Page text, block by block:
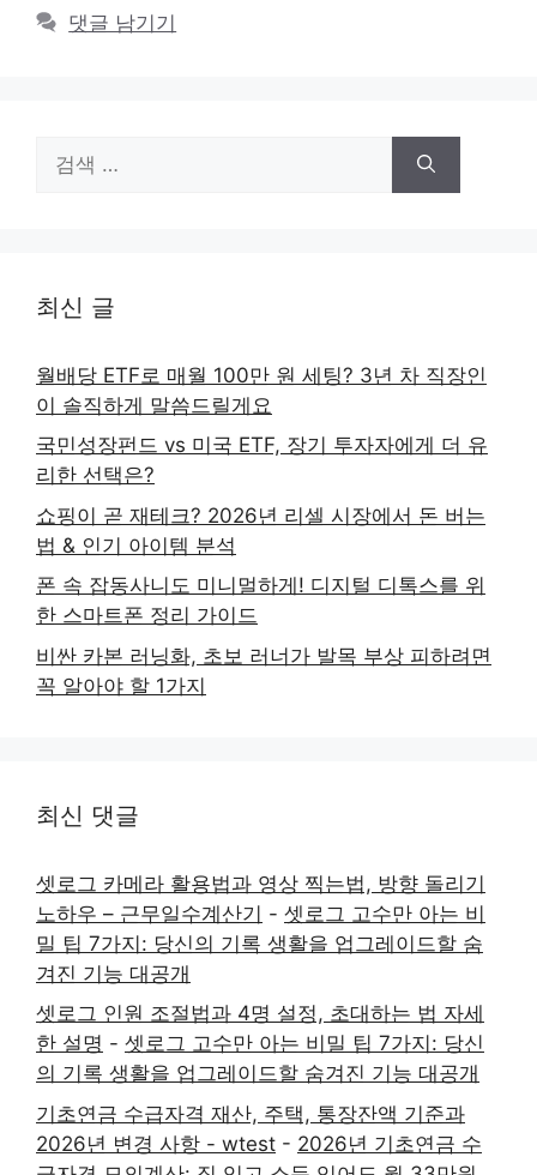
댓글 남기기
색:
최신 글
월배당 ETF로 매월 100만 원 세팅? 3년 차 직장인
이 솔직하게 말씀드릴게요
국민성장펀드 vs 미국 ETF, 장기 투자자에게 더 유
리한 선택은?
쇼핑이 곧 재테크? 2026년 리셀 시장에서 돈 버는
법 & 인기 아이템 분석
폰 속 잡동사니도 미니멀하게! 디지털 디톡스를 위
한 스마트폰 정리 가이드
비싼 카본 러닝화, 초보 러너가 발목 부상 피하려면
꼭 알아야 할 1가지
최신 댓글
셋로그 카메라 활용법과 영상 찍는법, 방향 돌리기
노하우 – 근무일수계산기 - 셋로그 고수만 아는 비
밀 팁 7가지: 당신의 기록 생활을 업그레이드할 숨
겨진 기능 대공개
셋로그 인원 조절법과 4명 설정, 초대하는 법 자세
한 설명 - 셋로그 고수만 아는 비밀 팁 7가지: 당신
의 기록 생활을 업그레이드할 숨겨진 기능 대공개
기초연금 수급자격 재산, 주택, 통장잔액 기준과
2026년 변경 사항 - wtest - 2026년 기초연금 수